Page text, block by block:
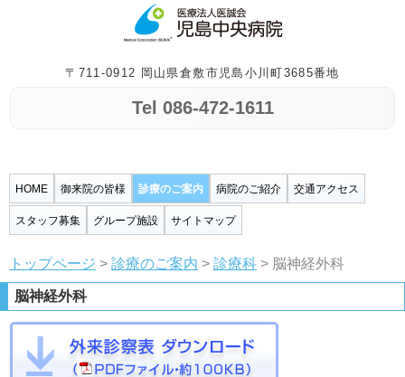
〒711-0912 岡山県倉敷市児島小川町3685番地
Tel 086-472-1611
HOME 御来院の皆様 診療のご案内 病院のご紹介 交通アクセス
スタッフ募集 グループ施設 サイトマップ
トップページ > 診療のご案内 > 診療科 > 脳神経外科
脳神経外科